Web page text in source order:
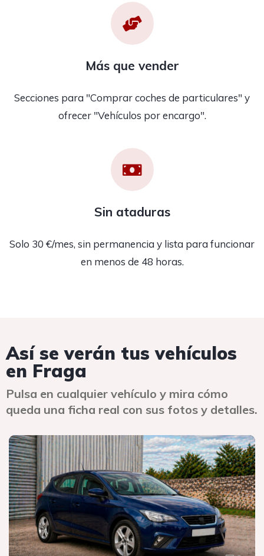
Más que vender
Secciones para "Comprar coches de particulares" y
ofrecer "Vehículos por encargo".
Sin ataduras
Solo 30 €/mes, sin permanencia y lista para funcionar
en menos de 48 horas.
Así se verán tus vehículos
en Fraga
Pulsa en cualquier vehículo y mira cómo
queda una ficha real con sus fotos y detalles.